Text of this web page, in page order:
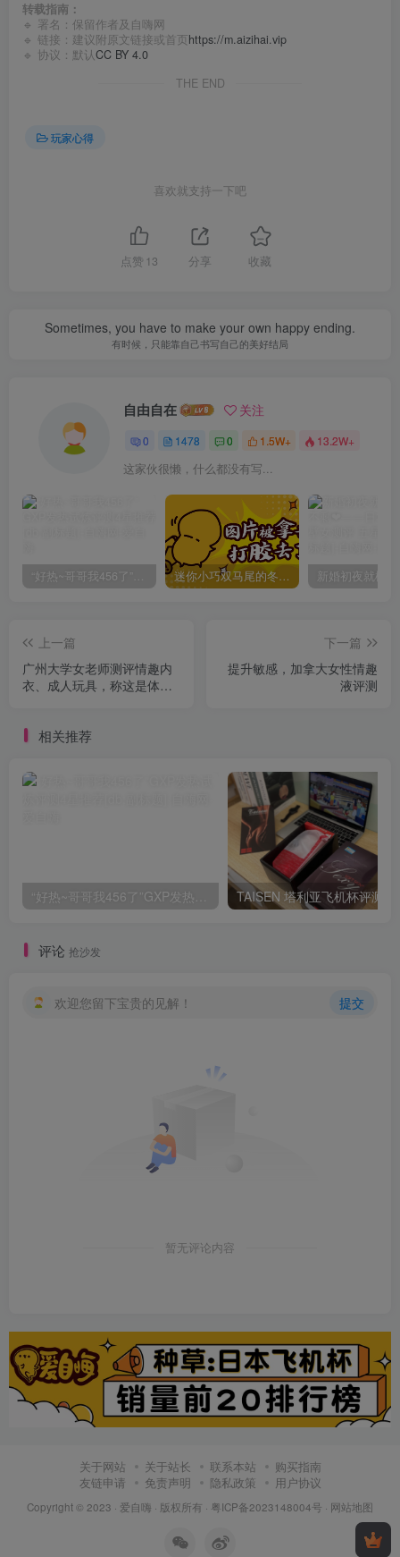
转载指南：
🔹 署名：保留作者及 自嗨网
🔹 链接：建议附原文链接或首页https://m.aizihai.vip
🔹 协议：默认CC BY 4.0
THE END
玩家心得
喜欢就支持一下吧
点赞 13 分享 收藏
Sometimes, you have to make your own happy ending.
有时候，只能靠自己书写自己的美好结局
自由自在 关注
0 1478 0 1.5W+ 13.2W+
这家伙很懒，什么都没有写...
迷你小巧双马尾的冬爱琴音写真分享，虎牙妹妹YYDS!
上一篇
广州大学女老师测评情趣内
衣、成人玩具，称这是体力
下一篇
提升敏感，加拿大女性情趣
液评测
相关推荐
评论 抢沙发
欢迎您留下宝贵的见解！ 提交
暂无评论内容
关于网站 关于站长 联系本站
购买指南
友链申请
免责声明 隐私政策 用户协议
Copyright © 2023 · 爱自嗨 · 版权所有 · 粤ICP备2023148004号 · 网站地图